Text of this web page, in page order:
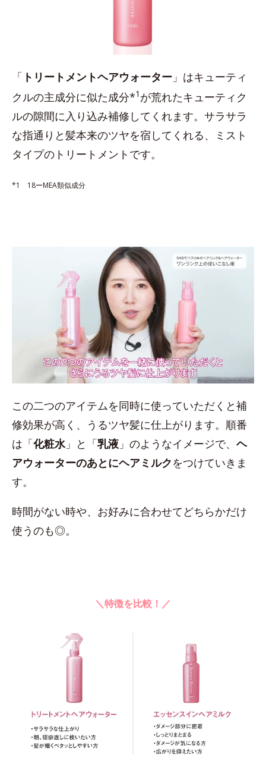
「 トリートメントヘアウォーター 」はキューティ
クルの主成分に似た成分*1 が荒れたキューティク
ルの隙間に入り込み補修してくれます。サラサラ
な指通りと髪本来のツヤを宿してくれる、ミスト
タイプのトリートメントです。
*1 18ーMEA類似成分
この二つのアイテムを同時に使っていただくと補
修効果が高く、うるツヤ髪に仕上がります。順番
は「化粧水」と「乳液 」のようなイメージで、 ヘ
アウォーターのあとにヘアミルクをつけていきま
す。
時間がない時や、お好みに合わせてどちらかだけ
使うのも◎。
＼特徴を比較！／